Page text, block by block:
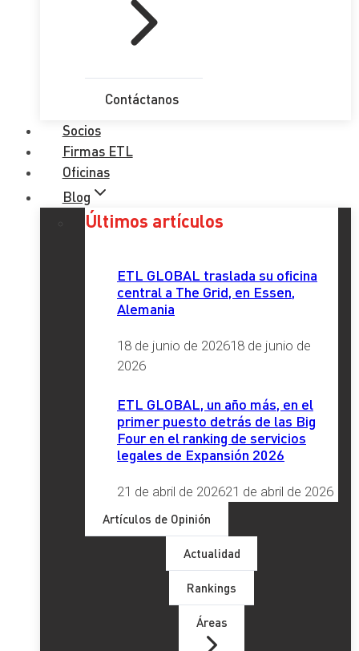
Contáctanos
Socios
Firmas ETL
Oficinas
Blog
Últimos artículos
ETL GLOBAL traslada su oficina
central a The Grid, en Essen,
Alemania
18 de junio de 202618 de junio de
2026
ETL GLOBAL, un año más, en el
primer puesto detrás de las Big
Four en el ranking de servicios
legales de Expansión 2026
21 de abril de 202621 de abril de 2026
Artículos de Opinión
Actualidad
Rankings
Áreas